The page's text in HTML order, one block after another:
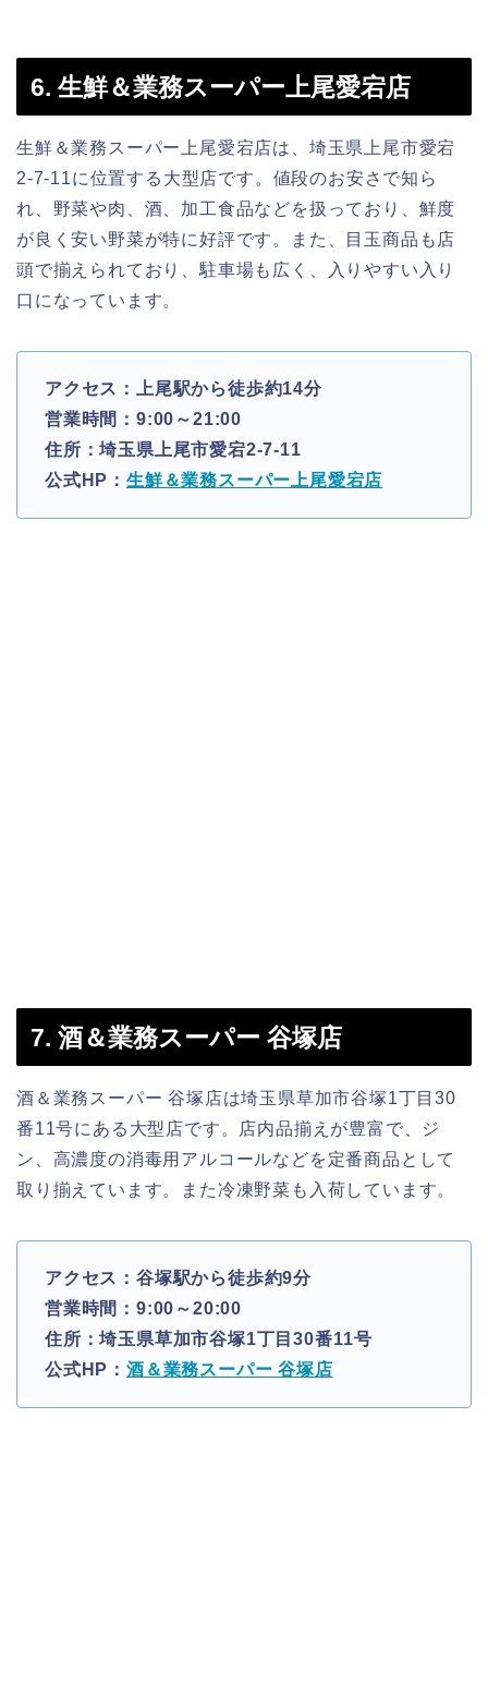
6. 生鮮＆業務スーパー上尾愛宕店
生鮮＆業務スーパー上尾愛宕店は、埼玉県上尾市愛宕
2-7-11に位置する大型店です。値段のお安さで知ら
れ、野菜や肉、酒、加工食品などを扱っており、鮮度
が良く安い野菜が特に好評です。また、目玉商品も店
頭で揃えられており、駐車場も広く、入りやすい入り
口になっています。
アクセス：上尾駅から徒歩約14分
営業時間：9:00～21:00
住所：埼玉県上尾市愛宕2-7-11
公式HP： 生鮮＆業務スーパー上尾愛宕店
7. 酒＆業務スーパー 谷塚店
酒＆業務スーパー 谷塚店は埼玉県草加市谷塚1丁目30
番11号にある大型店です。店内品揃えが豊富で、ジ
ン、高濃度の消毒用アルコールなどを定番商品として
取り揃えています。また冷凍野菜も入荷しています。
アクセス：谷塚駅から徒歩約9分
営業時間：9:00～20:00
住所：埼玉県草加市谷塚1丁目30番11号
公式HP： 酒＆業務スーパー 谷塚店